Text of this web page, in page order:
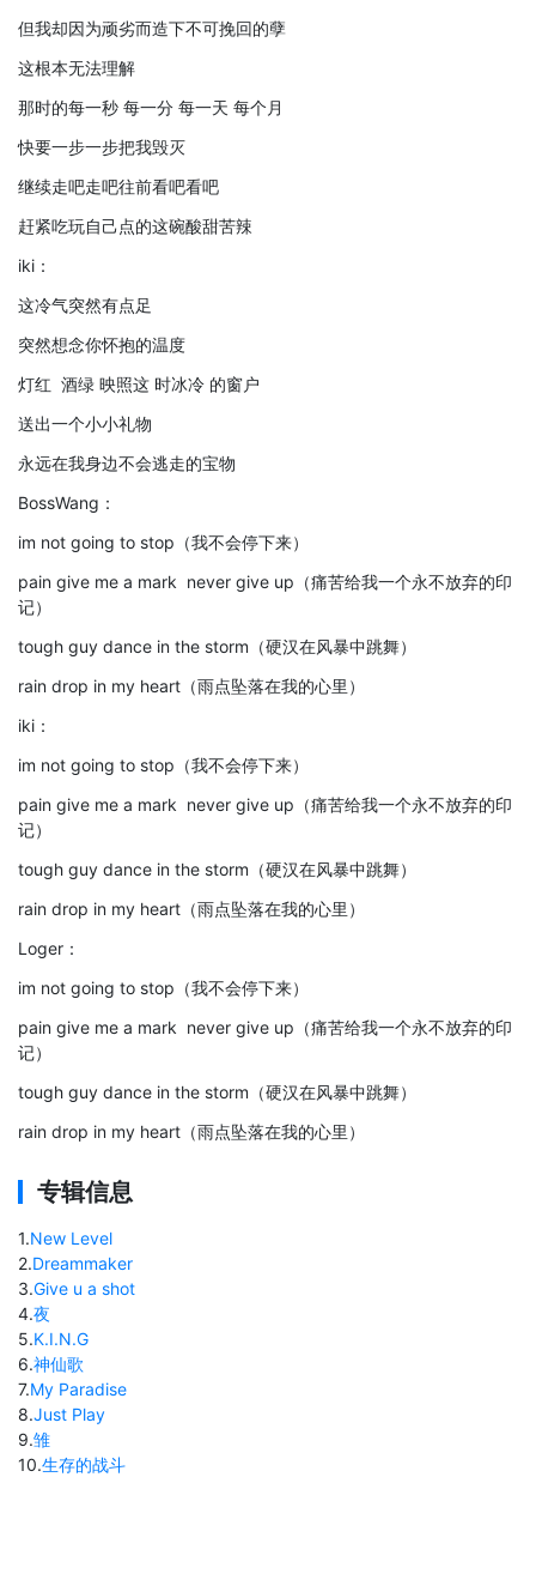
但我却因为顽劣而造下不可挽回的孽
这根本无法理解
那时的每一秒 每一分 每一天 每个月
快要一步一步把我毁灭
继续走吧走吧往前看吧看吧
赶紧吃玩自己点的这碗酸甜苦辣
iki：
这冷气突然有点足
突然想念你怀抱的温度
灯红 酒绿 映照这 时冰冷 的窗户
送出一个小小礼物
永远在我身边不会逃走的宝物
BossWang：
im not going to stop（我不会停下来）
pain give me a mark never give up（痛苦给我一个永不放弃的印
记）
tough guy dance in the storm（硬汉在风暴中跳舞）
rain drop in my heart（雨点坠落在我的心里）
iki：
im not going to stop（我不会停下来）
pain give me a mark never give up（痛苦给我一个永不放弃的印
记）
tough guy dance in the storm（硬汉在风暴中跳舞）
rain drop in my heart（雨点坠落在我的心里）
Loger：
im not going to stop（我不会停下来）
pain give me a mark never give up（痛苦给我一个永不放弃的印
记）
tough guy dance in the storm（硬汉在风暴中跳舞）
rain drop in my heart（雨点坠落在我的心里）
专辑信息
1.New Level
2.Dreammaker
3.Give u a shot
4.夜
5.K.I.N.G
6.神仙歌
7.My Paradise
8.Just Play
9.雏
10.生存的战斗